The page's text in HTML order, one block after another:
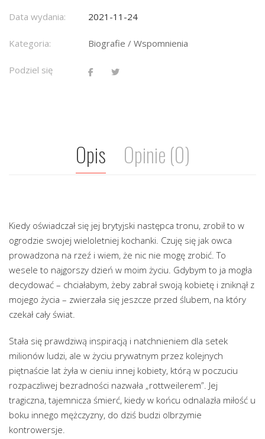
Data wydania: 2021-11-24
Kategoria: Biografie / Wspomnienia
Podziel się
Opis Opinie (0)
Kiedy oświadczał się jej brytyjski następca tronu, zrobił to w
ogrodzie swojej wieloletniej kochanki. Czuję się jak owca
prowadzona na rzeź i wiem, że nic nie mogę zrobić. To
wesele to najgorszy dzień w moim życiu. Gdybym to ja mogła
decydować – chciałabym, żeby zabrał swoją kobietę i zniknął z
mojego życia – zwierzała się jeszcze przed ślubem, na który
czekał cały świat.
Stała się prawdziwą inspiracją i natchnieniem dla setek
milionów ludzi, ale w życiu prywatnym przez kolejnych
piętnaście lat żyła w cieniu innej kobiety, którą w poczuciu
rozpaczliwej bezradności nazwała „rottweilerem”. Jej
tragiczna, tajemnicza śmierć, kiedy w końcu odnalazła miłość u
boku innego mężczyzny, do dziś budzi olbrzymie
kontrowersje.